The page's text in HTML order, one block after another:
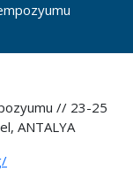
// 23-25
ANTALYA